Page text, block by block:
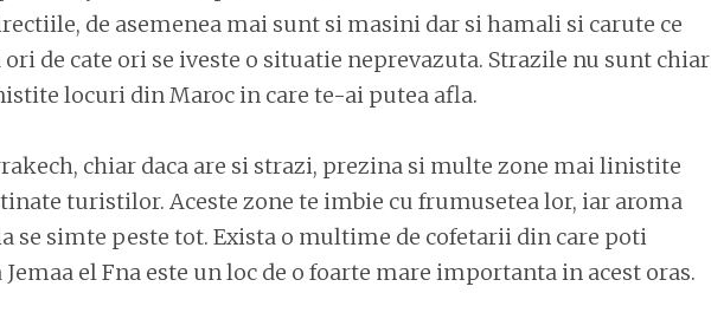
de asemenea mai sunt si masini dar si hamali si carute ce
ori de cate ori se iveste o situatie neprevazuta. Strazile nu sunt chiar
locuri din Maroc in care te-ai putea afla.
chiar daca are si strazi, prezina si multe zone mai linistite
turistilor. Aceste zone te imbie cu frumusetea lor, iar aroma
se simte peste tot. Exista o multime de cofetarii din care poti
Jemaa el Fna este un loc de o foarte mare importanta in acest oras.